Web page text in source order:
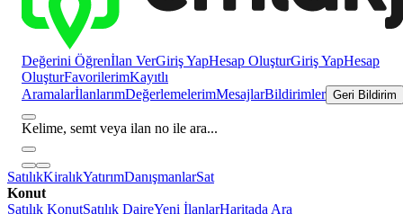
Değerini Öğrenİlan VerGiriş YapHesap OluşturGiriş YapHesap
OluşturFavorilerimKayıtlı
AramalarİlanlarımDeğerlemelerimMesajlarBildirimler Geri Bildirim
Kelime, semt veya ilan no ile ara...
SatılıkKiralıkYatırımDanışmanlarSat
Konut
Satılık KonutSatılık DaireYeni İlanlarHaritada Ara